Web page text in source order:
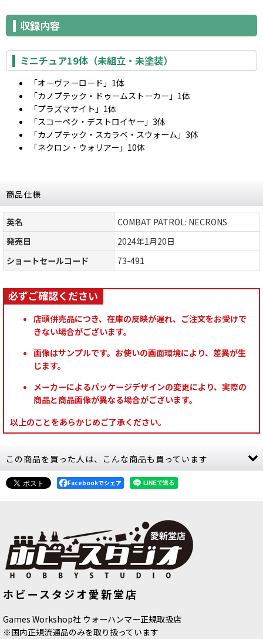
収録内容
ミニチュア19体（未組立・未塗装）
「オーヴァーロード」1体
「カノプテック・ドゥームストーカー」1体
「プラズマサイト」1体
「スコーペク・デストロイヤー」3体
「カノプテック・スカラベ・スウォーム」3体
「ネクロン・ウォリアー」10体
商品仕様
英名
COMBAT PATROL: NECRONS
発売日
2024年1月20日
ショートセールコード
73-491
店頭併売品につき、在庫の反映が遅れ、ご注文をお受けで
きない場合がございます。
画像はサンプルです。お使いの画面環境により、差異が生
じます。
メーカーによるパッケージデザインの変更により、実際の
商品と商品画像が異なる場合がございます。
以上のことをあらかじめご了承ください。
この商品を買った人は、こんな商品も買っています
ーパー： モーティザンの精鋭 [70-
942]
21,300
円(税込)
ン：墳墓惑星
Facebookでシェア
ホビースタジオ愛新堂店
Games Workshop社 ウォーハンマー正規取扱店
※国内正規流通品のみを取り扱っています